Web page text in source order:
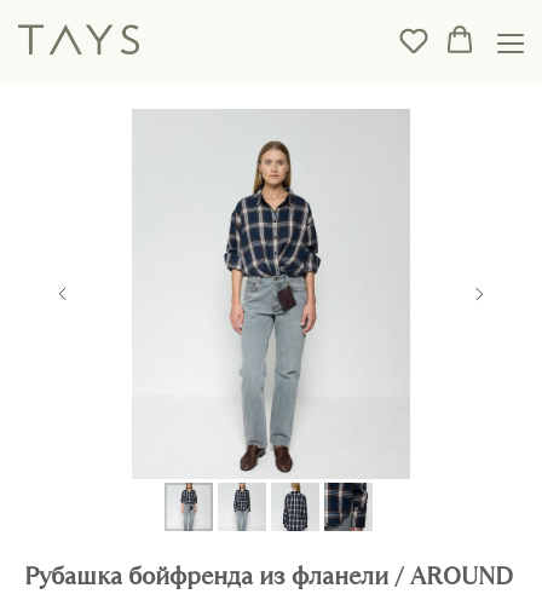
Рубашка бойфренда из фланели / AROUND